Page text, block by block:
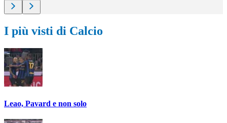
I più visti di Calcio
Leao, Pavard e non solo